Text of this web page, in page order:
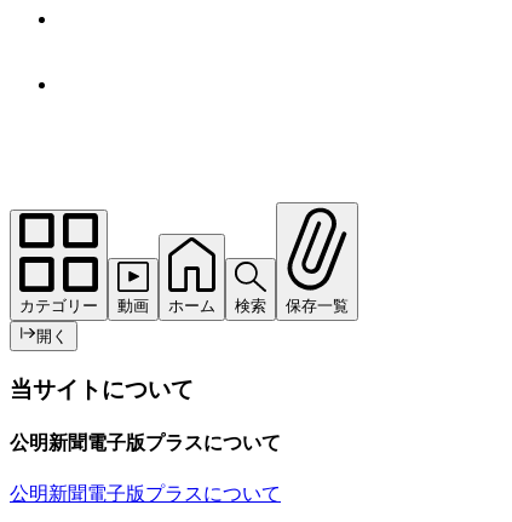
カテゴリー 動画 ホーム 検索
保存一覧
開く
当サイトについて
公明新聞電子版プラスについて
公明新聞電子版プラスについて